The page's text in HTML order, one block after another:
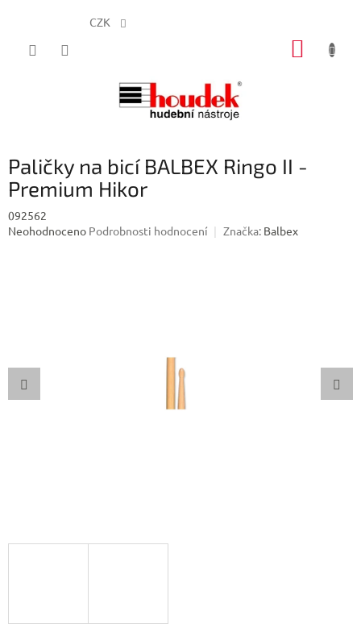
CZK
Paličky na bicí BALBEX Ringo II -
Premium Hikor
092562
Průměrné
Neohodnoceno Podrobnosti hodnocení Značka: Balbex